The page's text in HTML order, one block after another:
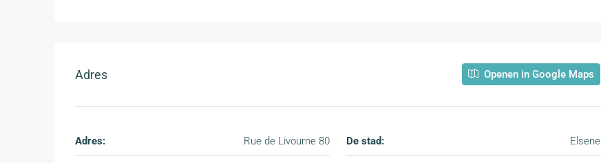
Adres Openen in Google Maps
Adres: Rue de Livourne 80 De stad: Elsene